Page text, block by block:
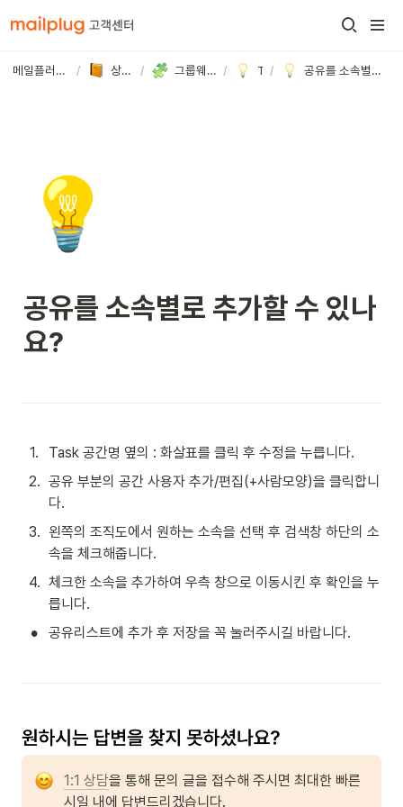
메일플러그 고객센터 / 상세 가이드 / 그룹웨어/기업메일 / Task/ 공유를 소속별로 추가할 수 있나요?
💡
공유를 소속별로 추가할 수 있나
요?
1.
Task 공간명 옆의 : 화살표를 클릭 후 수정을 누릅니다.
2. 공유 부분의 공간 사용자 추가/편집(+사람모양)을 클릭합니
다.
3. 왼쪽의 조직도에서 원하는 소속을 선택 후 검색창 하단의 소
속을 체크해줍니다.
4. 체크한 소속을 추가하여 우측 창으로 이동시킨 후 확인을 누
릅니다.
• 공유리스트에 추가 후 저장을 꼭 눌러주시길 바랍니다.
1:1 상담을 통해 문의 글을 접수해 주시면 최대한 빠른
시일 내에 답변드리겠습니다.